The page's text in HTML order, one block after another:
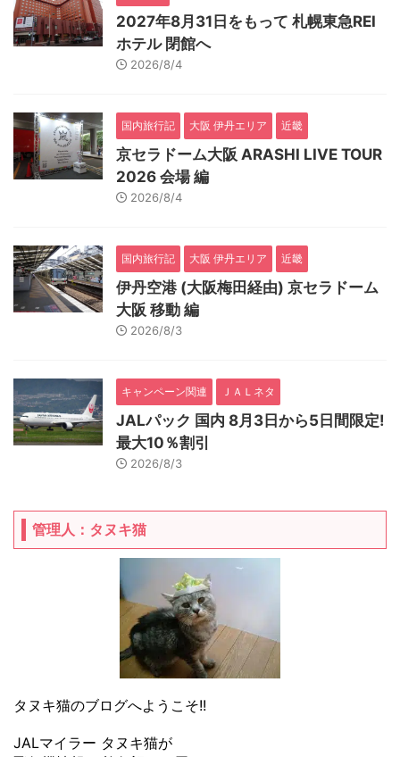
2027年8月31日をもって 札幌東急REI
ホテル 閉館へ
2026/8/4
国内旅行記 大阪 伊丹エリア 近畿
京セラドーム大阪 ARASHI LIVE TOUR
2026 会場 編
2026/8/4
国内旅行記 大阪 伊丹エリア 近畿
伊丹空港 (大阪梅田経由) 京セラドーム
大阪 移動 編
2026/8/3
キャンペーン関連 ＪＡＬネタ
JALパック 国内 8月3日から5日間限定!
最大10％割引
2026/8/3
管理人：タヌキ猫
タヌキ猫のブログへようこそ!!
JALマイラー タヌキ猫が